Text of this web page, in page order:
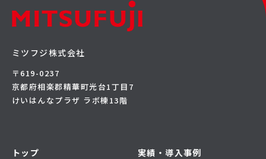
ミツフジ株式会社
〒619-0237
京都府相楽郡精華町光台1丁目7
けいはんなプラザ ラボ棟13階
トップ
実績・導入事例